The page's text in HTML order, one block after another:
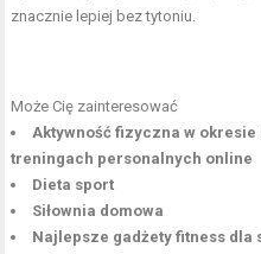
znacznie lepiej bez tytoniu.
Może Cię zainteresować
Aktywność fizyczna w
treningach personalnych online
Dieta sport
Siłownia domowa
Najlepsze gadżety fitness dla